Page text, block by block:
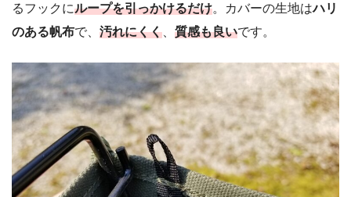
るフックにループを引っかけるだけ。カバーの生地はハリ
のある帆布で、 汚れにくく 質感も良いです。